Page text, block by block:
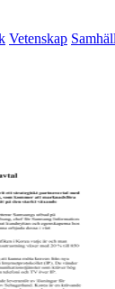
Vetenskap